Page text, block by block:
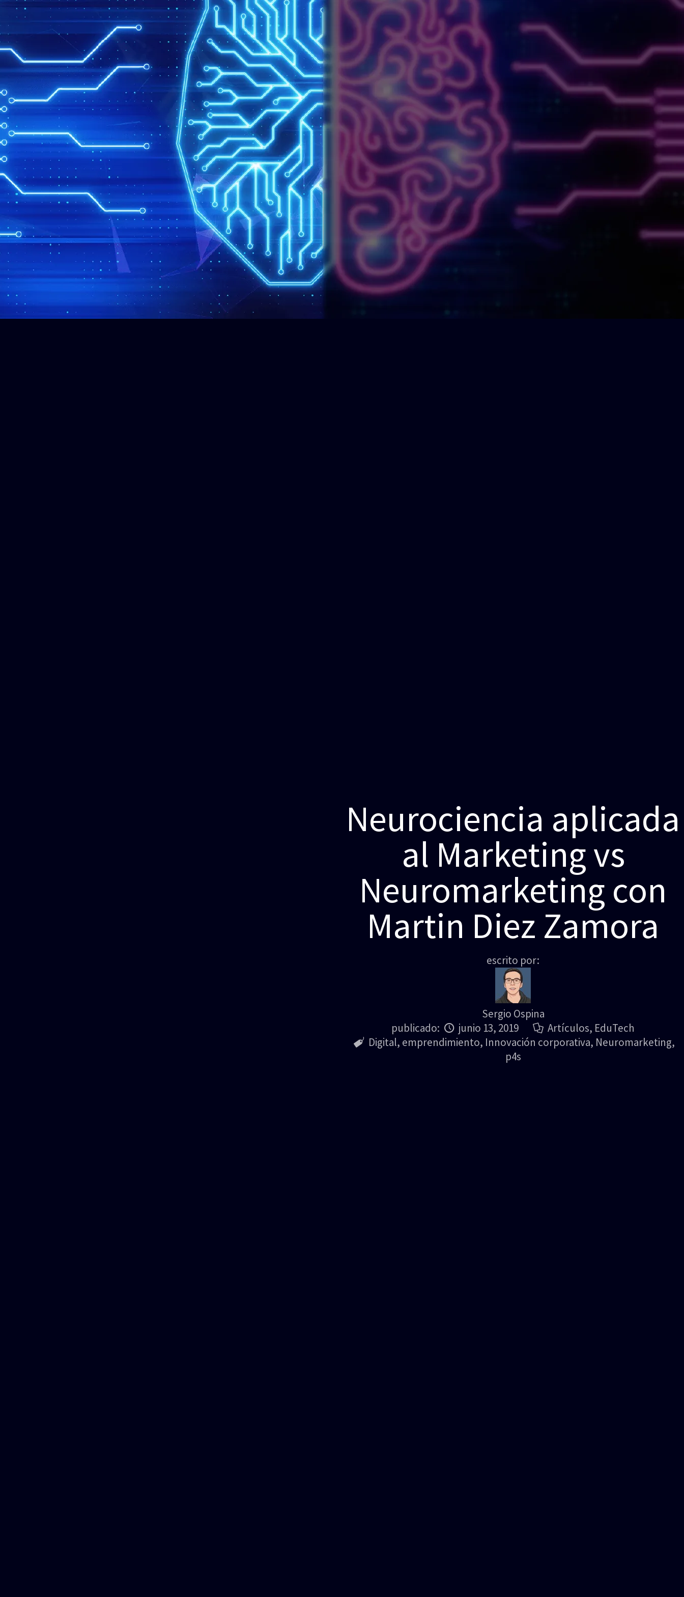
Neurociencia aplicada
al Marketing vs
Neuromarketing con
Martin Diez Zamora
escrito por:
Sergio Ospina
publicado:
junio 13, 2019 Artículos, EduTech
Digital, emprendimiento, Innovación corporativa, Neuromarketing,
p4s